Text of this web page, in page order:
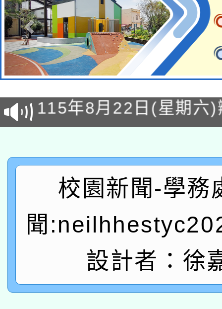
轉知經濟部水利署委託
業技術研究院辦理「
用水績優單位及節水達
動」
115年8月22日(星期六
桃園市孔廟祈福系列
開 智慧啟航」
2026年桃園地景藝術
關事宜
轉知教育部國民及學前
國立臺灣師範大學辦
年度健康促進學校輔導
業成長研習」實施計畫
函轉國家教育研究院
原住民族教育政策研討
族教育國際趨勢與發展
轉知教育部國民及學前
新北市政府教育局辦
師專業成長研習實施計
函轉國立臺灣師範大學
族語言臺北學習中心
轉知有關國立成功大學
教育部國民及學前教育
校園新聞-學務
聞
設計者：徐